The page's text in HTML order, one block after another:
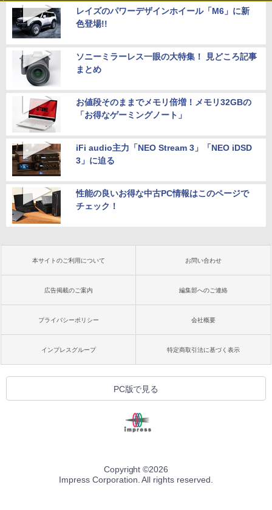
レイズのパワーデザインホイール「M6」に新
色登場!!
ソニーミラーレス一眼の大特集！ 見どころ記事
まとめ
お値段そのままでメモリ倍増！メモリ32GBの
「お得なゲーミングノート」
iFi audio主力「NEO Stream 3」「NEO iDSD
3」に迫る
性能の良いお得な中古PC情報はこのページで
チェック！
本サイトのご利用について お問い合わせ
広告掲載のご案内 編集部へのご連絡
プライバシーポリシー 会社概要
インプレスグループ 特定商取引法に基づく表示
PC版で見る
Copyright ©2026
Impress Corporation. All rights reserved.